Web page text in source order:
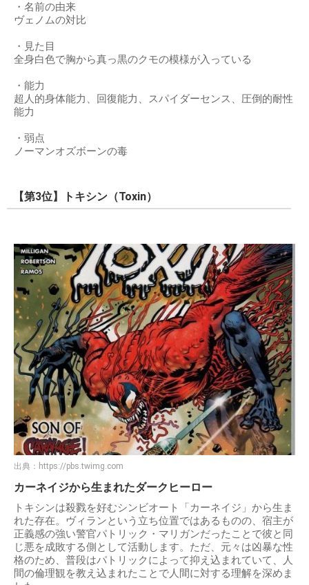
・名前の由来
ヴェノムの対比
・見た目
全身白色で胸から真っ黒のクモの模様が入っている
・能力
超人的身体能力、回復能力、スパイダーセンス、圧倒的耐性
能力
・弱点
ノーマンオズボーンの毒
【第3位】トキシン（Toxin）
出典： https://pbs.twimg.com
カーネイジから生まれたダークヒーロー
トキシンは殺戮を好むシンビオート「カーネイジ」から生ま
れた存在。ヴィランという立ち位置ではあるものの、宿主が
正義感の強い警官パトリック・マリガンだったことで彼と同
じ悪を成敗する側として活動します。ただ、元々は凶暴な性
格のため、普段はパトリックによって抑え込まれていて、人
間の倫理観を教え込まれたことで人間に対する理解を深めま